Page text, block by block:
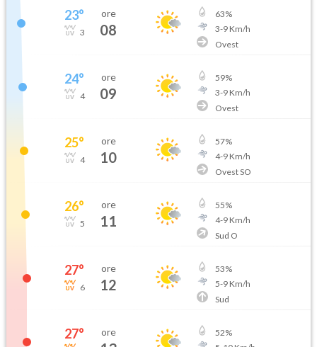
23°
3
ore
08
63%
3-9Km/h
Ovest
24°
4
ore
09
59%
3-9Km/h
Ovest
25°
4
ore
10
57%
4-9Km/h
Ovest SO
26°
5
ore
11
55%
4-9Km/h
Sud O
27°
6
ore
12
53%
5-9Km/h
Sud
27° ore 52%